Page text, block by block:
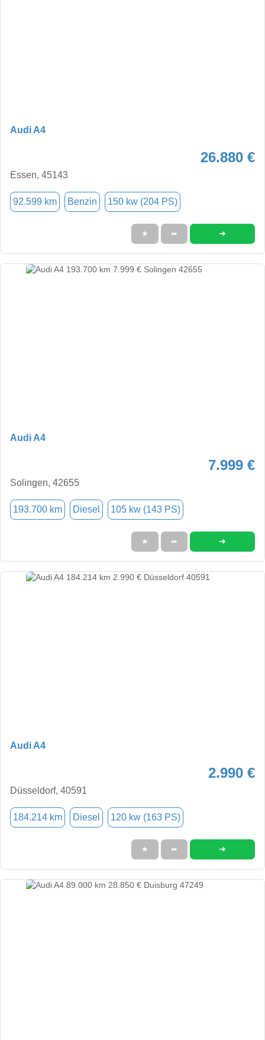
Audi A4
26.880 €
Essen, 45143
92.599 km Benzin 150 kw (204 PS)
★ ➦ ➜
Audi A4
7.999 €
Solingen, 42655
193.700 km Diesel 105 kw (143 PS)
★ ➦ ➜
Audi A4
2.990 €
Düsseldorf, 40591
184.214 km Diesel 120 kw (163 PS)
★ ➦ ➜